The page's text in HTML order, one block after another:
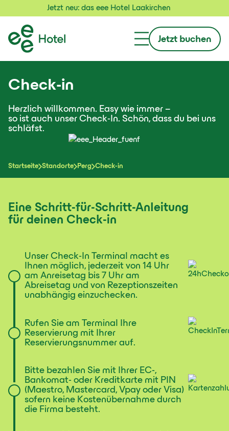
Jetzt neu: das eee Hotel Laakirchen
Jetzt buchen
Check-in
Herzlich willkommen. Easy wie immer –
so ist auch unser Check-In. Schön, dass du bei uns
schläfst.
Startseite Standorte Perg Check-in
Eine Schritt-für-Schritt-Anleitung
für deinen Check-in
Unser Check-In Terminal macht es
Ihnen möglich, jederzeit von 14 Uhr
am Anreisetag bis 7 Uhr am
Abreisetag und von Rezeptionszeiten
unabhängig einzuchecken.
Rufen Sie am Terminal Ihre
Reservierung mit Ihrer
Reservierungsnummer auf.
Bitte bezahlen Sie mit Ihrer EC-,
Bankomat- oder Kreditkarte mit PIN
(Maestro, Mastercard, Vpay oder Visa)
sofern keine Kostenübernahme durch
die Firma besteht.